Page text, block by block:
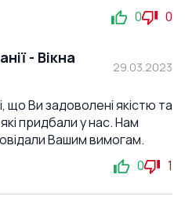
0 0
- Вікна
29.03.2023
що Ви задоволені якістю та
придбали у нас. Нам
Вашим вимогам.
0 1